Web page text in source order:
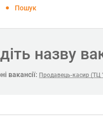
Пошук
назву
вакансії: Продавець-касир